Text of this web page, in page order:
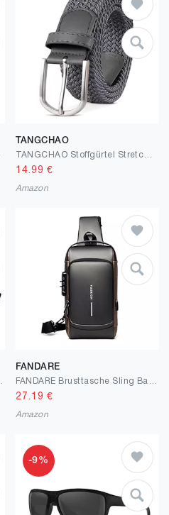
TANGCHAO
14.99 €
Amazon
FANDARE
27.19 €
Amazon
-9%